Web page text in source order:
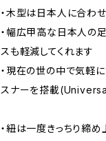
・木型は日本人に合わ
・幅広甲高な日本人の
スも軽減してくれます
・現在の世の中で気軽
スナーを搭載
・紐は一度きっちり締め